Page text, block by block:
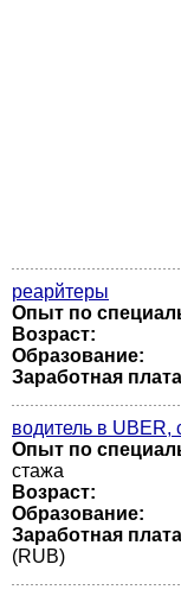
реарйтеры
Опыт по
Возраст:
Образование:
Заработная
водитель в
Опыт по
стажа
Возраст:
Образование:
Заработная
(RUB)